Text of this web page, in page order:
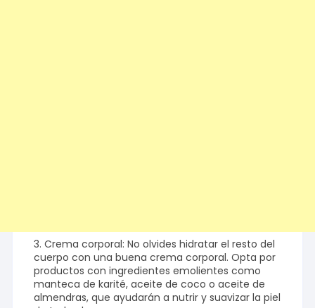
3. Crema corporal: No olvides hidratar el resto del
cuerpo con una buena crema corporal. Opta por
productos con ingredientes emolientes como
manteca de karité, aceite de coco o aceite de
almendras, que ayudarán a nutrir y suavizar la piel